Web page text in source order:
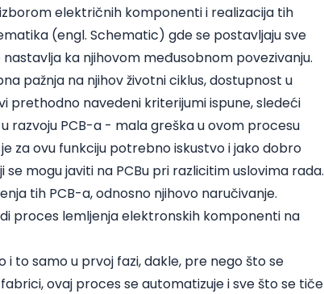
električnih komponenti i realizacija tih
(engl. Schematic) gde se postavljaju sve
ka njihovom međusobnom povezivanju.
pažnja na njihov životni ciklus, dostupnost u
prethodno navedeni kriterijumi ispune, sledeći
razvoju PCB-a - mala greška u ovom procesu
za ovu funkciju potrebno iskustvo i jako dobro
mogu javiti na PCBu pri razlicitim uslovima rada.
tih PCB-a, odnosno njihovo naručivanje.
proces lemljenja elektronskih komponenti na
i to samo u prvoj fazi, dakle, pre nego što se
ovaj proces se automatizuje i sve što se tiče